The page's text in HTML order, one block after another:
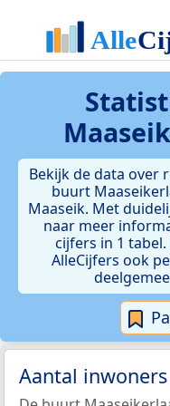
Bekijk de data over
buurt
Maaseik. Met
naar meer
cijfers in 1
AlleCijfers ook
Aantal